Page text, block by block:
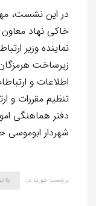
در این نشست،
خاکی نهاد
نماینده وزیر
زیرساخت
اطلاعات و
تنظیم مقررات و
دفتر هماهنگی
شهردار ابوموسی
برچسب خورده در: